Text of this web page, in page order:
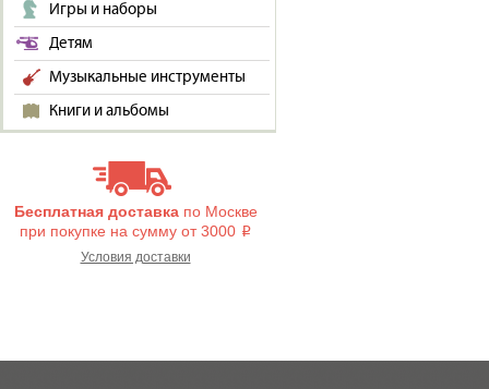
Игры и наборы
Детям
Музыкальные инструменты
Книги и альбомы
Бесплатная доставкапо Москве
при покупке на сумму от 3000 i
Условия доставки